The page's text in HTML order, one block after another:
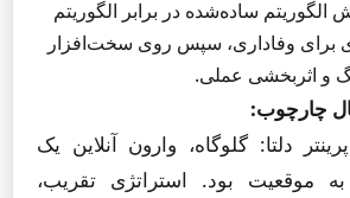
الگوریتم ساده‌شده در برابر الگوریتم
برای وفاداری، سپس روی سخت‌افزار
و اثربخشی عملی.
چارچوب:
دلتا: گلوگاه، وارون آنلاین یک
موقعیت بود. استراتژی تقریب،